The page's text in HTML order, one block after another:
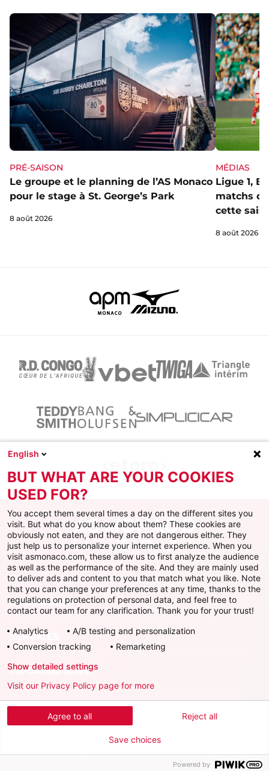
PRÉ-SAISON
Le groupe et le planning de l’AS Monaco
pour le stage à St. George’s Park
8 août 2026
MÉDIAS
Ligue 1,
matchs
cette
8 août 2026
Facebook
X Instagram
YoutubeTikTokTwitch
AS MONACO
SERVICES
INFORMATIONS
Télécharger l'AS Monaco App
English
BUT WHAT ARE YOUR COOKIES
USED FOR?
You accept them several times a day on the different sites you
visit. But what do you know about them? These cookies are
obviously not eaten, and they are not dangerous either. They
just help us to personalize your internet experience. When you
visit asmonaco.com, these allow us to first analyze the audience
as well as the performance of the site. And they are mainly used
to deliver ads and content to you that match what you like. Note
that you can change your preferences at any time, thanks to the
regulations on protection of personal data, and feel free to
contact our team for any clarification. Thank you for your trust!
Analytics
A/B testing and personalization
Conversion tracking
Remarketing
Agree to all Reject all
Show detailed settings
Visit our Privacy Policy page for more
Save choices
Powered by